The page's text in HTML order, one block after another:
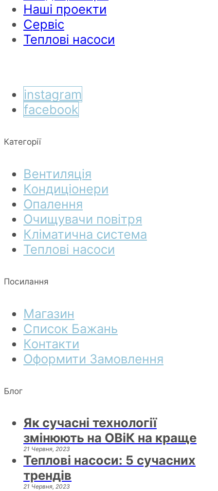
Наші проекти
Сервіс
Теплові насоси
instagram
facebook
Категорії
Вентиляція
Кондиціонери
Опалення
Очищувачи повітря
Кліматична система
Теплові насоси
Посилання
Магазин
Список Бажань
Контакти
Оформити Замовлення
Блог
Як сучасні технології
змінюють на ОВіК на краще
21 Червня, 2023
Теплові насоси: 5 сучасних
трендів
21 Червня, 2023